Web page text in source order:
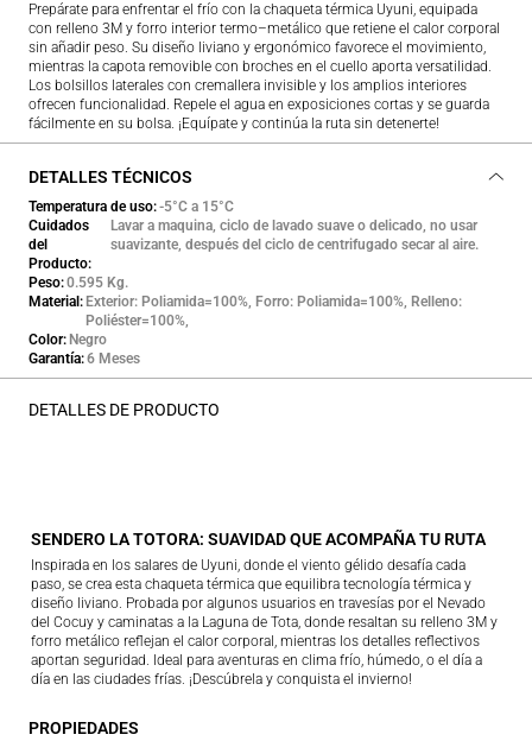
Prepárate para enfrentar el frío con la chaqueta térmica Uyuni, equipada
con relleno 3M y forro interior termo–metálico que retiene el calor corporal
sin añadir peso. Su diseño liviano y ergonómico favorece el movimiento,
mientras la capota removible con broches en el cuello aporta versatilidad.
Los bolsillos laterales con cremallera invisible y los amplios interiores
ofrecen funcionalidad. Repele el agua en exposiciones cortas y se guarda
fácilmente en su bolsa. ¡Equípate y continúa la ruta sin detenerte!
DETALLES TÉCNICOS
Temperatura de uso -5°C a 15°C
Cuidados
del
Producto
Lavar a maquina, ciclo de lavado suave o delicado, no usar
suavizante, después del ciclo de centrifugado secar al aire.
Peso 0.595 Kg.
Material
Exterior: Poliamida=100%, Forro: Poliamida=100%, Relleno:
Poliéster=100%,
Color Negro
Garantía 6 Meses
DETALLES DE PRODUCTO
SENDERO LA TOTORA: SUAVIDAD QUE ACOMPAÑA TU RUTA
Inspirada en los salares de Uyuni, donde el viento gélido desafía cada
paso, se crea esta chaqueta térmica que equilibra tecnología térmica y
diseño liviano. Probada por algunos usuarios en travesías por el Nevado
del Cocuy y caminatas a la Laguna de Tota, donde resaltan su relleno 3M y
forro metálico reflejan el calor corporal, mientras los detalles reflectivos
aportan seguridad. Ideal para aventuras en clima frío, húmedo, o el día a
día en las ciudades frías. ¡Descúbrela y conquista el invierno!
PROPIEDADES